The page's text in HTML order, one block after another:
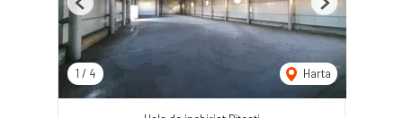
1 / 4 Harta
Previous Next